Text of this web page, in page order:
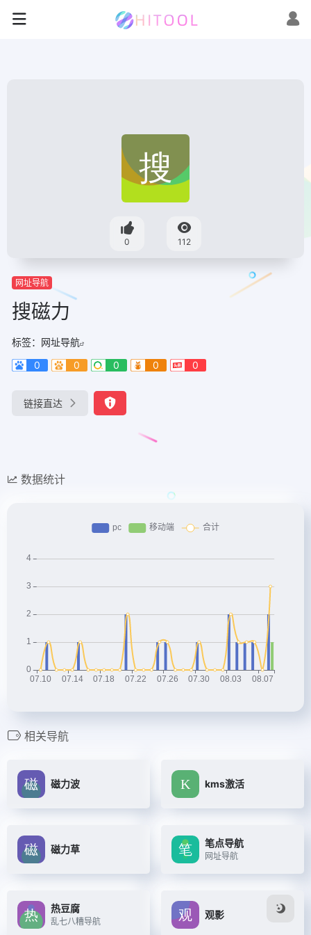
0 112
网址导航
搜磁力
标签： 网址导航
0
0 0 0 0
链接直达
数据统计
相关导航
磁力波 kms激活
磁力草
笔点导航
网址导航
热豆腐
乱七八糟导航
观影